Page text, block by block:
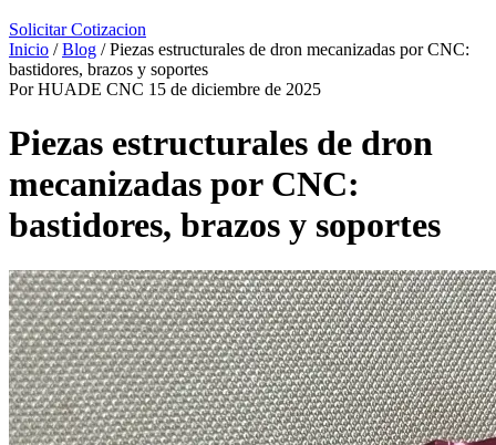
Solicitar Cotizacion
Inicio / Blog / Piezas estructurales de dron mecanizadas por CNC:
bastidores, brazos y soportes
Por HUADE CNC 15 de diciembre de 2025
Piezas estructurales de dron
mecanizadas por CNC:
bastidores, brazos y soportes